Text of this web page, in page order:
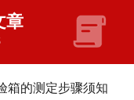
章
箱的测定步骤须知